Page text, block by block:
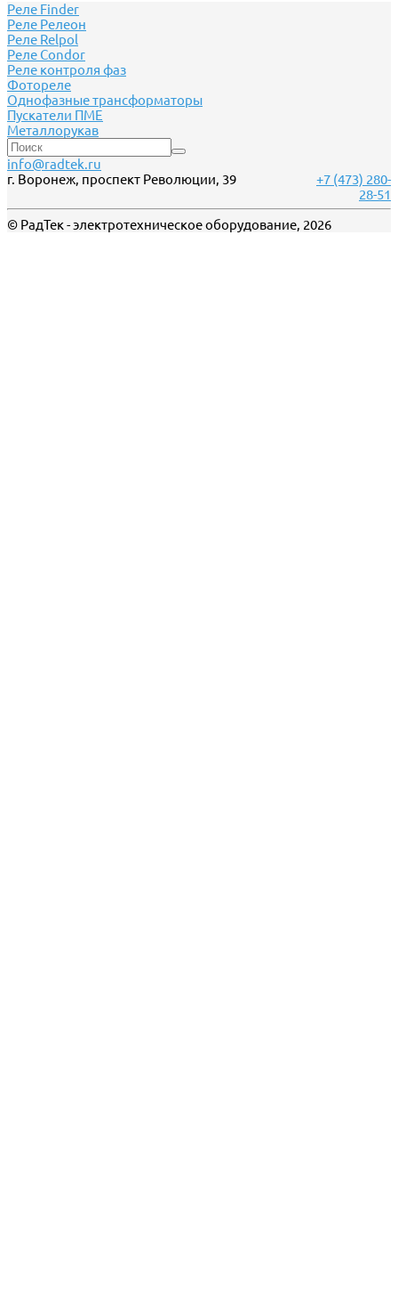
Реле Finder
Реле Релеон
Реле Relpol
Реле Сondor
Реле контроля фаз
Фотореле
Однофазные трансформаторы
Пускатели ПМЕ
Металлорукав
info@radtek.ru
г. Воронеж, проспект Революции, 39
+7 (473) 280-
28-51
© РадТек - электротехническое оборудование, 2026